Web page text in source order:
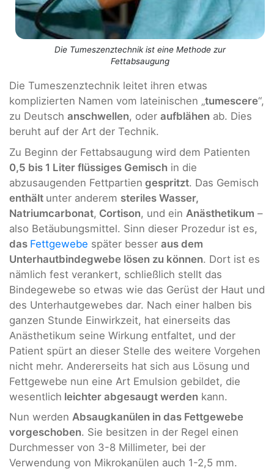
Die Tumeszenztechnik ist eine Methode zur
Fettabsaugung
Die Tumeszenztechnik leitet ihren etwas
komplizierten Namen vom lateinischen „tumescere“,
zu Deutsch anschwellen, oder aufblähen ab. Dies
beruht auf der Art der Technik.
Zu Beginn der Fettabsaugung wird dem Patienten
0,5 bis 1 Liter flüssiges Gemisch in die
abzusaugenden Fettpartien gespritzt. Das Gemisch
enthält unter anderem steriles Wasser,
Natriumcarbonat, Cortison, und ein Anästhetikum –
also Betäubungsmittel. Sinn dieser Prozedur ist es,
das Fettgewebe später besser aus dem
Unterhautbindegwebe lösen zu können. Dort ist es
nämlich fest verankert, schließlich stellt das
Bindegewebe so etwas wie das Gerüst der Haut und
des Unterhautgewebes dar. Nach einer halben bis
ganzen Stunde Einwirkzeit, hat einerseits das
Anästhetikum seine Wirkung entfaltet, und der
Patient spürt an dieser Stelle des weitere Vorgehen
nicht mehr. Andererseits hat sich aus Lösung und
Fettgewebe nun eine Art Emulsion gebildet, die
wesentlich leichter abgesaugt werden kann.
Nun werden Absaugkanülen in das Fettgewebe
vorgeschoben. Sie besitzen in der Regel einen
Durchmesser von 3-8 Millimeter, bei der
Verwendung von Mikrokanülen auch 1-2,5 mm.